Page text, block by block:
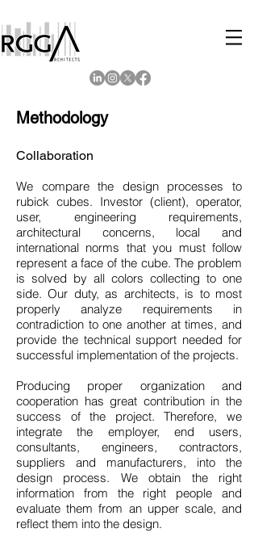
Methodology
Collaboration
We compare the design processes to
rubick cubes. Investor (client), operator,
user, engineering requirements,
architectural concerns, local and
international norms that you must follow
represent a face of the cube. The problem
is solved by all colors collecting to one
side. Our duty, as architects, is to most
properly analyze requirements in
contradiction to one another at times, and
provide the technical support needed for
successful implementation of the projects.
Producing proper organization and
cooperation has great contribution in the
success of the project. Therefore, we
integrate the employer, end users,
consultants, engineers, contractors,
suppliers and manufacturers, into the
design process. We obtain the right
information from the right people and
evaluate them from an upper scale, and
reflect them into the design.